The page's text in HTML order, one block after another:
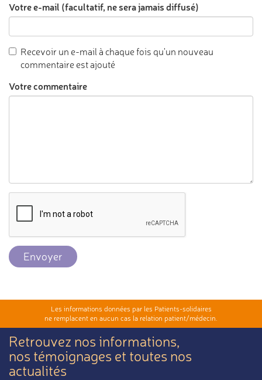
Votre e-mail (facultatif, ne sera jamais diffusé)
Recevoir un e-mail à chaque fois qu'un nouveau
commentaire est ajouté
Votre commentaire
Envoyer
Les informations données par les Patients-solidaires
ne remplacent en aucun cas la relation patient/médecin.
Retrouvez nos informations,
nos témoignages et toutes nos
actualités